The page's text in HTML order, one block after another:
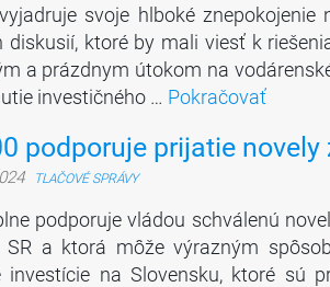
svoje hlboké
diskusií, ktoré by mali viesť k
a prázdnym útokom na
investičného … Pokračovať
podporuje prijatie novely
TLAČOVÉ SPRÁVY
podporuje vládou schválenú
SR a ktorá môže výrazným
investície na Slovensku, ktoré sú